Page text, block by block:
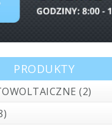
PRODUKTY
(2)